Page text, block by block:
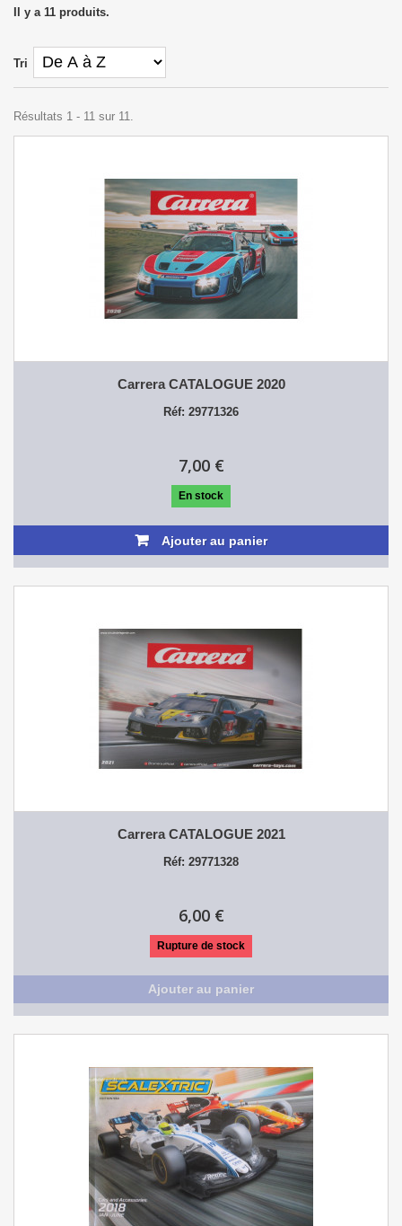
Il y a 11 produits.
Tri
Résultats 1 - 11 sur 11.
Carrera CATALOGUE 2020
Réf: 29771326
7,00 €
En stock
Ajouter au panier
Carrera CATALOGUE 2021
Réf: 29771328
6,00 €
Rupture de stock
Ajouter au panier